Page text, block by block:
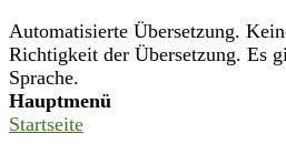
Automatisierte Übersetzung.
Richtigkeit der Übersetzung. Es
Sprache.
Hauptmenü
Startseite